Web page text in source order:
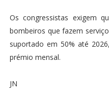
Os congressistas exigem
bombeiros que fazem
suportado em 50% até
prémio mensal.
JN